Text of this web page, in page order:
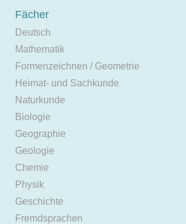
Fächer
Deutsch
Mathematik
Formenzeichnen / Geometrie
Heimat- und Sachkunde
Naturkunde
Biologie
Geographie
Geologie
Chemie
Physik
Geschichte
Fremdsprachen